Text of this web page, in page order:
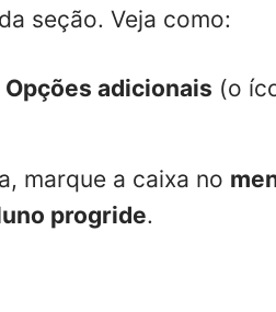
seção. Veja como:
Opções adicionais (o
marque a caixa no
progride.